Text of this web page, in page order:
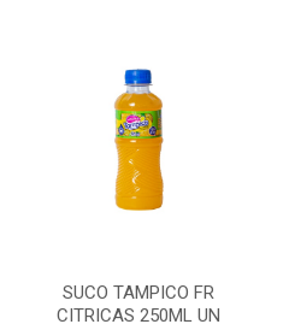
SUCO TAMPICO FR
CITRICAS 250ML UN